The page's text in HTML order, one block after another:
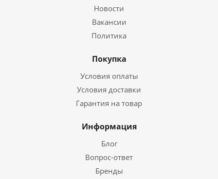
Новости
Вакансии
Политика
Покупка
Условия оплаты
Условия доставки
Гарантия на товар
Информация
Блог
Вопрос-ответ
Бренды